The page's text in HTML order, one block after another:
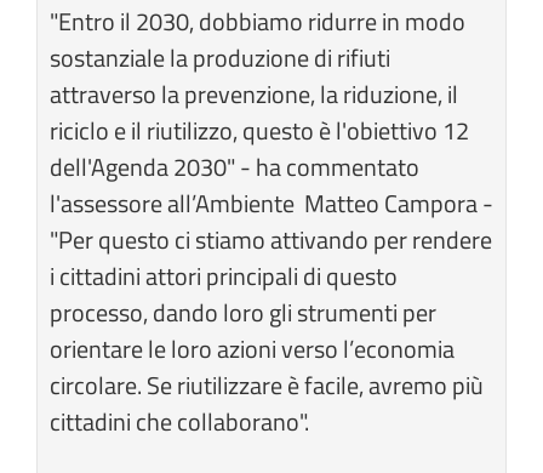
"Entro il 2030, dobbiamo ridurre in modo
sostanziale la produzione di rifiuti
attraverso la prevenzione, la riduzione, il
riciclo e il riutilizzo, questo è l'obiettivo 12
dell'Agenda 2030" - ha commentato
l'assessore all’Ambiente Matteo Campora -
"Per questo ci stiamo attivando per rendere
i cittadini attori principali di questo
processo, dando loro gli strumenti per
orientare le loro azioni verso l’economia
circolare. Se riutilizzare è facile, avremo più
cittadini che collaborano".